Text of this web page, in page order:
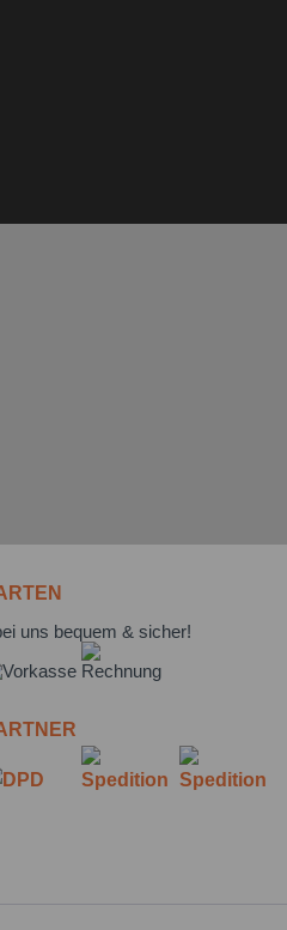
uns bequem & sicher!